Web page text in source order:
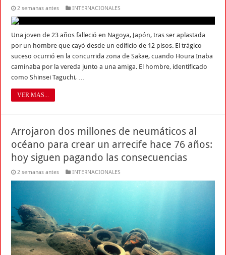
2 semanas antes INTERNACIONALES
Una joven de 23 años falleció en Nagoya, Japón, tras ser aplastada
por un hombre que cayó desde un edificio de 12 pisos. El trágico
suceso ocurrió en la concurrida zona de Sakae, cuando Houra Inaba
caminaba por la vereda junto a una amiga. El hombre, identificado
como Shinsei Taguchi, …
VER MAS...
Arrojaron dos millones de neumáticos al
océano para crear un arrecife hace 76 años:
hoy siguen pagando las consecuencias
2 semanas antes INTERNACIONALES